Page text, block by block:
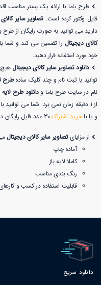
طرح باما با ارائه یک بستر مناسب
فایل وکتور کرده است. تصاویر سایر
دارید می توانید به صورت رایگان از طرح
کالای دیجیتال را تضمین می کند و شما
خود مورد استفاده قرار دهید.
دانلود تصاویر سایر کالای دیجیتال
توانید با ثبت نام و چند کلیک سادهطرح
نام در سایت طرح باما ودانلود طرح
و یا باخرید اشتراک30 عدد فایل رایگان دانلود کنید.
از مزایایتصاویر سایر کالای دیجیتال
آماده چاپ
کاملا لایه باز
رنگ بندی مناسب
قابلیت استفاده در کسب و
دانلود سریع